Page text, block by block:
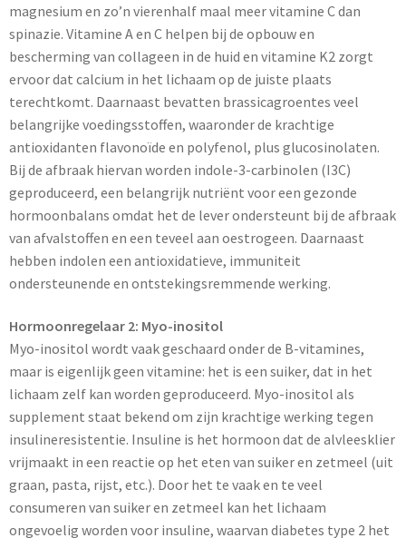
magnesium en zo’n vierenhalf maal meer vitamine C dan
spinazie. Vitamine A en C helpen bij de opbouw en
bescherming van collageen in de huid en vitamine K2 zorgt
ervoor dat calcium in het lichaam op de juiste plaats
terechtkomt. Daarnaast bevatten brassicagroentes veel
belangrijke voedingsstoffen, waaronder de krachtige
antioxidanten flavonoïde en polyfenol, plus glucosinolaten.
Bij de afbraak hiervan worden indole-3-carbinolen (I3C)
geproduceerd, een belangrijk nutriënt voor een gezonde
hormoonbalans omdat het de lever ondersteunt bij de afbraak
van afvalstoffen en een teveel aan oestrogeen. Daarnaast
hebben indolen een antioxidatieve, immuniteit
ondersteunende en ontstekingsremmende werking.
Hormoonregelaar 2: Myo-inositol
Myo-inositol wordt vaak geschaard onder de B-vitamines,
maar is eigenlijk geen vitamine: het is een suiker, dat in het
lichaam zelf kan worden geproduceerd. Myo-inositol als
supplement staat bekend om zijn krachtige werking tegen
insulineresistentie. Insuline is het hormoon dat de alvleesklier
vrijmaakt in een reactie op het eten van suiker en zetmeel (uit
graan, pasta, rijst, etc.). Door het te vaak en te veel
consumeren van suiker en zetmeel kan het lichaam
ongevoelig worden voor insuline, waarvan diabetes type 2 het